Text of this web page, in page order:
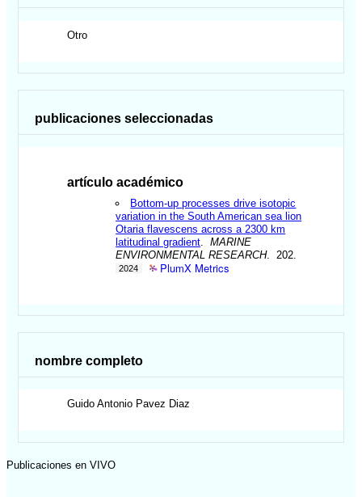
Otro
publicaciones seleccionadas
artículo académico
Bottom-up processes drive isotopic
variation in the South American sea lion
Otaria flavescens across a 2300 km
latitudinal gradient .MARINE
ENVIRONMENTAL RESEARCH. 202.
2024 PlumX Metrics
nombre completo
Guido Antonio Pavez Diaz
Publicaciones en VIVO